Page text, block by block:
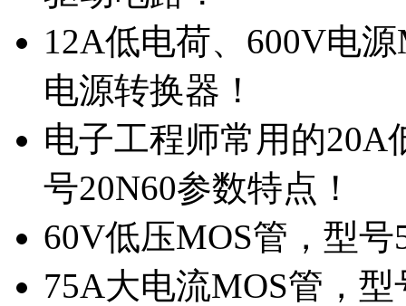
12A低电荷、600V电
电源转换器！
电子工程师常用的20A
号20N60参数特点！
60V低压MOS管，型
75A大电流MOS管，